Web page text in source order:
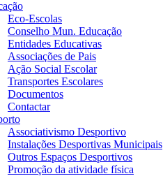
Eco-Escolas
Conselho Mun. Educação
Entidades Educativas
Associações de Pais
Ação Social Escolar
Transportes Escolares
Documentos
Contactar
Associativismo Desportivo
Instalações Desportivas Municipais
Outros Espaços Desportivos
Promoção da atividade física